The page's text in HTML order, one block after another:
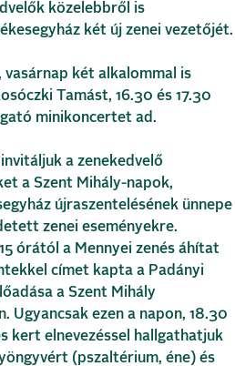
közelebbről is
két új zenei vezetőjét.
két alkalommal is
Tamást, 16.30 és 17.30
minikoncertet ad.
a zenekedvelő
a Szent Mihály-napok,
újraszentelésének ünnepe
zenei eseményekre.
órától a Mennyei zenés áhítat
címet kapta a Padányi
a Szent Mihály
Ugyancsak ezen a napon, 18.30
kert elnevezéssel hallgathatjuk
(pszaltérium, éne) és